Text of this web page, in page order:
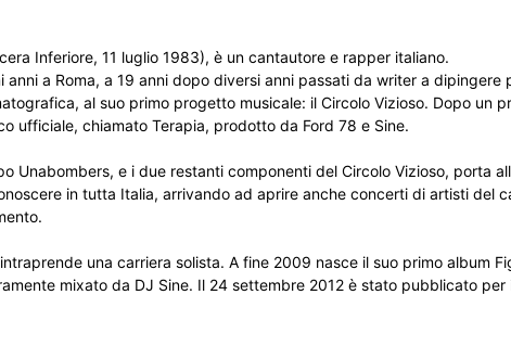
Inferiore, 11 luglio 1983), è un cantautore e rapper italiano.
a Roma, a 19 anni dopo diversi anni passati da writer a dipingere
al suo primo progetto musicale: il Circolo Vizioso. Dopo un
ufficiale, chiamato Terapia, prodotto da Ford 78 e Sine.
Unabombers, e i due restanti componenti del Circolo Vizioso, porta
in tutta Italia, arrivando ad aprire anche concerti di artisti del
una carriera solista. A fine 2009 nasce il suo primo album
mixato da DJ Sine. Il 24 settembre 2012 è stato pubblicato per